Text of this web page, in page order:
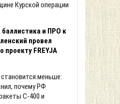
Курской операции
баллистика и ПРО к
провел
проекту FREYJA
меньше:
почему РФ
С-400 и